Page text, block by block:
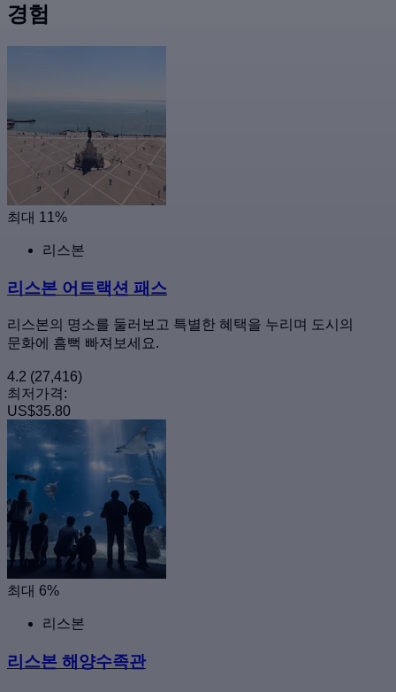
경험
최대 11%
리스본
리스본 어트랙션 패스
리스본의 명소를 둘러보고 특별한 혜택을 누리며 도시의
문화에 흠뻑 빠져보세요.
4.2 (27,416)
최저가격:
US$35.80
최대 6%
리스본
리스본 해양수족관